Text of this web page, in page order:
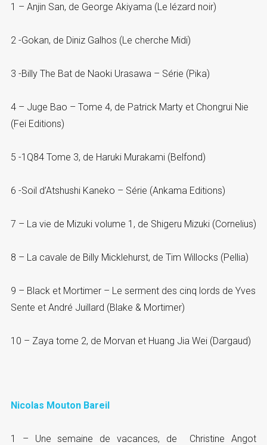
1 – Anjin San, de George Akiyama (Le lézard noir)
2 -Gokan, de Diniz Galhos (Le cherche Midi)
3 -Billy The Bat de Naoki Urasawa – Série (Pika)
4 – Juge Bao – Tome 4, de Patrick Marty et Chongrui Nie
(Fei Editions)
5 -1Q84 Tome 3, de Haruki Murakami (Belfond)
6 -Soil d’Atshushi Kaneko – Série (Ankama Editions)
7 – La vie de Mizuki volume 1, de Shigeru Mizuki (Cornelius)
8 – La cavale de Billy Micklehurst, de Tim Willocks (Pellia)
9 – Black et Mortimer – Le serment des cinq lords de Yves
Sente et André Juillard (Blake & Mortimer)
10 – Zaya tome 2, de Morvan et Huang Jia Wei (Dargaud)
Nicolas Mouton Bareil
1 – Une semaine de vacances, de Christine Angot